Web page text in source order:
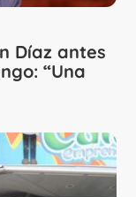
Díaz antes
“Una